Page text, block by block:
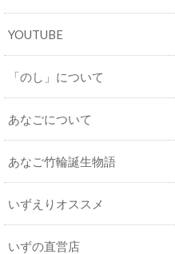
YOUTUBE
「のし」について
あなごについて
あなご竹輪誕生物語
いずえりオススメ
いずの直営店